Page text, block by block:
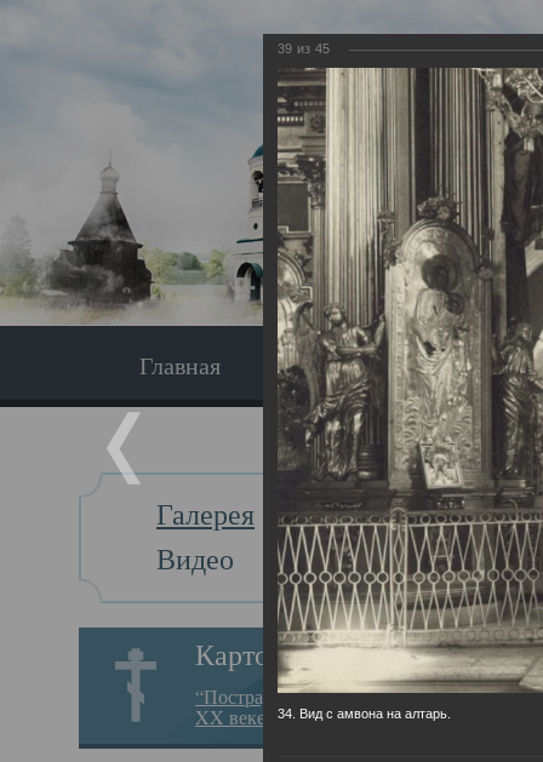
Главная Экскурсия
Галерея
Видео
Картотека
“Пострадавшие за веру в
XX веке на Севере”
Главная
39 из 45
34. Вид с амвона на алтарь.